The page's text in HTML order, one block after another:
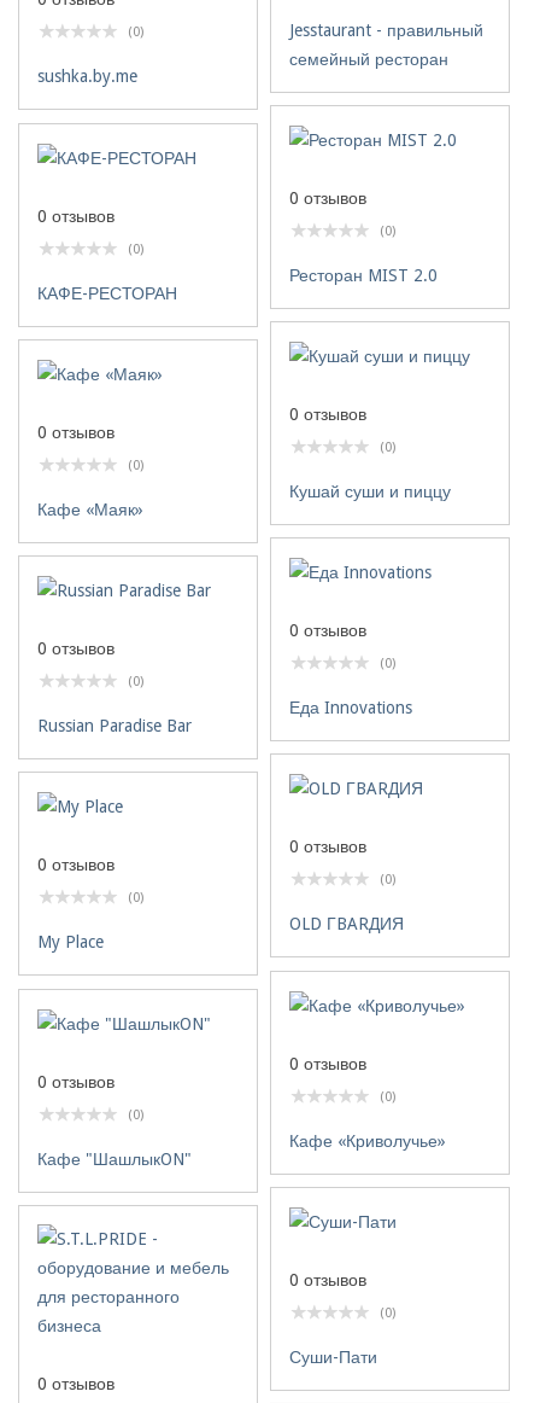
Jesstaurant - правильный
семейный ресторан
(0)
sushka.by.me
0 отзывов
(0)
Ресторан MIST 2.0
0 отзывов
(0)
КАФЕ-РЕСТОРАН
0 отзывов
(0)
Кушай суши и пиццу
0 отзывов
(0)
Кафе «Маяк»
0 отзывов
(0)
Еда Innovations
0 отзывов
(0)
Russian Paradise Bar
0 отзывов
(0)
OLD ГBARДИЯ
0 отзывов
(0)
My Place
0 отзывов
(0)
Кафе «Криволучье»
0 отзывов
(0)
Кафе "ШашлыкON"
0 отзывов
(0)
Суши-Пати
0 отзывов